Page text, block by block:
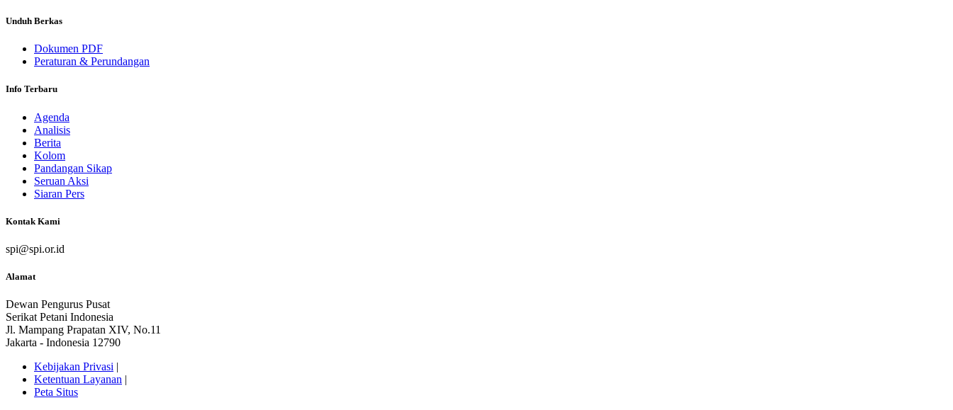
Unduh Berkas
Dokumen PDF
Peraturan & Perundangan
Info Terbaru
Agenda
Analisis
Berita
Kolom
Pandangan Sikap
Seruan Aksi
Siaran Pers
Kontak Kami
spi@spi.or.id
Alamat
Dewan Pengurus Pusat
Serikat Petani Indonesia
Jl. Mampang Prapatan XIV, No.11
Jakarta - Indonesia 12790
Kebijakan Privasi |
Ketentuan Layanan |
Peta Situs